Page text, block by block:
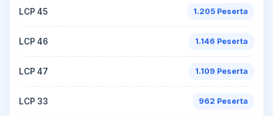
LCP 45 1.205 Peserta
LCP 46 1.146 Peserta
LCP 47 1.109 Peserta
LCP 33 962 Peserta